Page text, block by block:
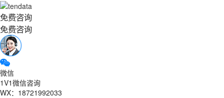
免费咨询
免费咨询
微信
1V1微信咨询
WX：18721992033